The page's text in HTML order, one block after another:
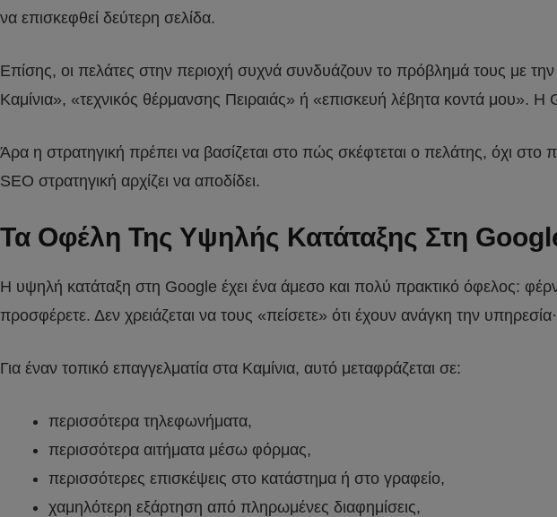
να επισκεφθεί δεύτερη σελίδα.
Επίσης, οι πελάτες στην περιοχή συχνά συνδυάζουν το πρόβλημά τους με
Καμίνια», «τεχνικός θέρμανσης Πειραιάς» ή «επισκευή λέβητα κοντά μου».
Άρα η στρατηγική πρέπει να βασίζεται στο πώς σκέφτεται ο πελάτης, όχι
SEO στρατηγική αρχίζει να αποδίδει.
Τα Οφέλη Της Υψηλής Κατάταξης Στη
Η υψηλή κατάταξη στη Google έχει ένα άμεσο και πολύ πρακτικό όφελος:
προσφέρετε. Δεν χρειάζεται να τους «πείσετε» ότι έχουν ανάγκη την
Για έναν τοπικό επαγγελματία στα Καμίνια, αυτό μεταφράζεται σε:
περισσότερα τηλεφωνήματα,
περισσότερα αιτήματα μέσω φόρμας,
περισσότερες επισκέψεις στο κατάστημα ή στο γραφείο,
χαμηλότερη εξάρτηση από πληρωμένες διαφημίσεις,